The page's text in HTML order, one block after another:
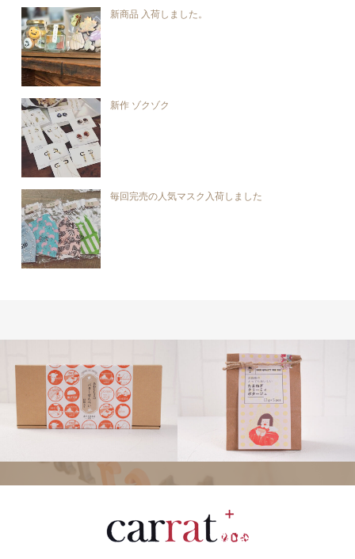
新商品 入荷しました。
新作 ゾクゾク
毎回完売の人気マスク入荷しました